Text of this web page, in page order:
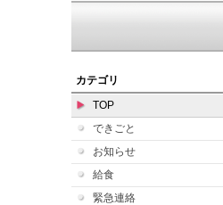
カテゴリ
TOP
できごと
お知らせ
給食
緊急連絡